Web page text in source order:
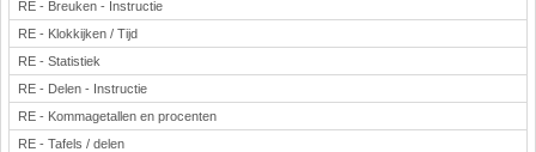
RE - Breuken - Instructie
RE - Klokkijken / Tijd
RE - Statistiek
RE - Delen - Instructie
RE - Kommagetallen en procenten
RE - Tafels / delen